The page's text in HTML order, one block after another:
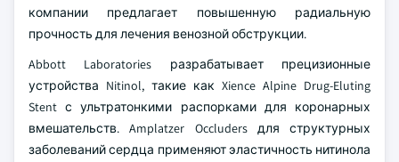
компании предлагает повышенную радиальную
прочность для лечения венозной обструкции.
Abbott Laboratories разрабатывает прецизионные
устройства Nitinol, такие как Xience Alpine Drug-Eluting
Stent с ультратонкими распорками для коронарных
вмешательств. Amplatzer Occluders для структурных
заболеваний сердца применяют эластичность нитинола